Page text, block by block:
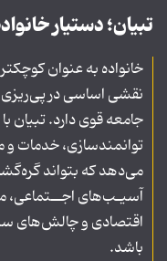
تبیان؛ دستیار
خانواده به عنوان
نقشی اساسی در
جامعه قوی دارد. تبیان
توانمندسازی، خدمات و
می‌دهد که بتواند
آسیـب‌های
اقتصادی و چالش‌های
باشد.